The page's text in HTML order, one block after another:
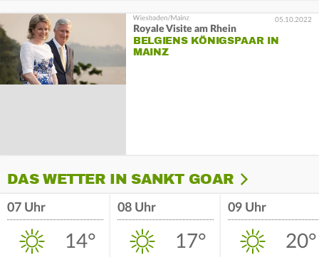
05.10.2022
Royale Visite am Rhein
BELGIENS KÖNIGSPAAR IN
MAINZ
DAS WETTER IN SANKT GOAR
07 Uhr
14°
08 Uhr
17°
09 Uhr
20°